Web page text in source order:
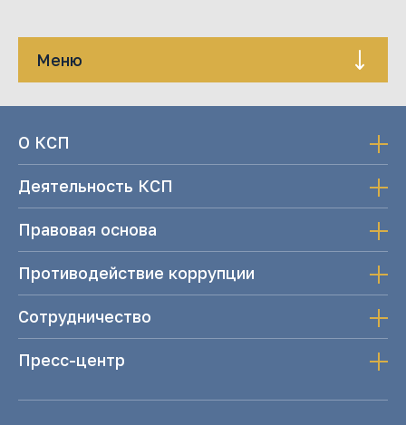
Меню
О КСП
Деятельность КСП
Правовая основа
Противодействие коррупции
Сотрудничество
Пресс-центр